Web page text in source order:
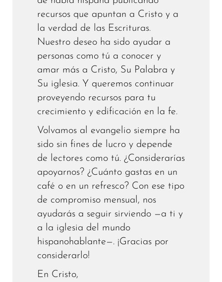
recursos que apuntan a Cristo y a
la verdad de las Escrituras.
Nuestro deseo ha sido ayudar a
personas como tú a conocer y
amar más a Cristo, Su Palabra y
Su iglesia. Y queremos continuar
proveyendo recursos para tu
crecimiento y edificación en la fe.
Volvamos al evangelio siempre ha
sido sin fines de lucro y depende
de lectores como tú. ¿Considerarías
apoyarnos? ¿Cuánto gastas en un
café o en un refresco? Con ese tipo
de compromiso mensual, nos
ayudarás a seguir sirviendo —a ti y
a la iglesia del mundo
hispanohablante—. ¡Gracias por
considerarlo!
En Cristo,